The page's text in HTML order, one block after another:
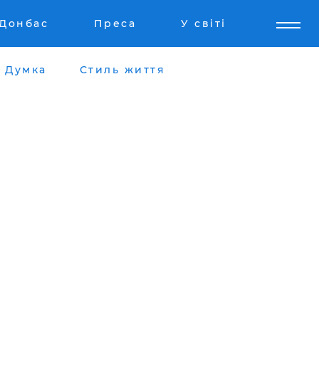
Преса У світі
Думка Стиль життя